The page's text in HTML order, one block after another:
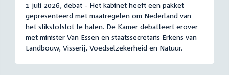
1 juli 2026, debat - Het kabinet heeft een pakket
gepresenteerd met maatregelen om Nederland van
het stikstofslot te halen. De Kamer debatteert erover
met minister Van Essen en staatssecretaris Erkens van
Landbouw, Visserij, Voedselzekerheid en Natuur.